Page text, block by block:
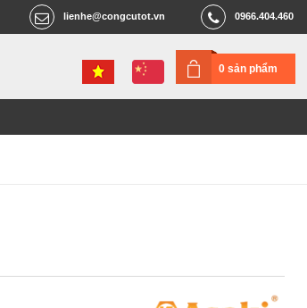
0966.404.460
lienhe@congcutot.vn
0 sản phẩm